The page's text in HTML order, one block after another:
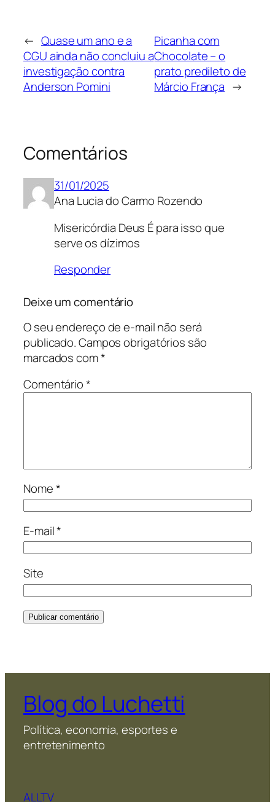
← Quase um ano e a
CGU ainda não concluiu a
investigação contra
Anderson Pomini
Picanha com
Chocolate – o
prato predileto de
Márcio França →
Comentários
31/01/2025
Ana Lucia do Carmo Rozendo
Misericórdia Deus É para isso que
serve os dízimos
Responder
Deixe um comentário
O seu endereço de e-mail não será
publicado.Campos obrigatórios são
marcados com*
Comentário*
Nome*
E-mail*
Site
Blog do Luchetti
Política, economia, esportes e
entretenimento
ALLTV